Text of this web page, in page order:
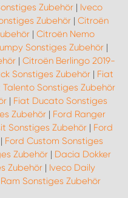
Zubehör| Iveco
Zubehör | Citroën
| Citroën Nemo
Sonstiges Zubehör |
| Citroën Berlingo 2019-
Sonstiges Zubehör| Fiat
Talento Sonstiges Zubehör
| Fiat Ducato Sonstiges
Zubehör | Ford Ranger
Sonstiges Zubehör | Ford
Ford Custom Sonstiges
Zubehör| Dacia Dokker
Zubehör| Iveco Daily
Sonstiges Zubehör